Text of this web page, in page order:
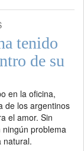
tenido
de su
en la oficina,
de los argentinos
el amor. Sin
problema
natural.